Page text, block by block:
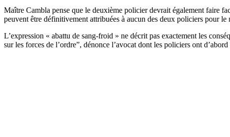
Maître Cambla pense que le deuxième policier devrait également faire
peuvent être définitivement attribuées à aucun des deux policiers pour le
L’expression « abattu de sang-froid » ne décrit pas exactement les
sur les forces de l’ordre”, dénonce l’avocat dont les policiers ont